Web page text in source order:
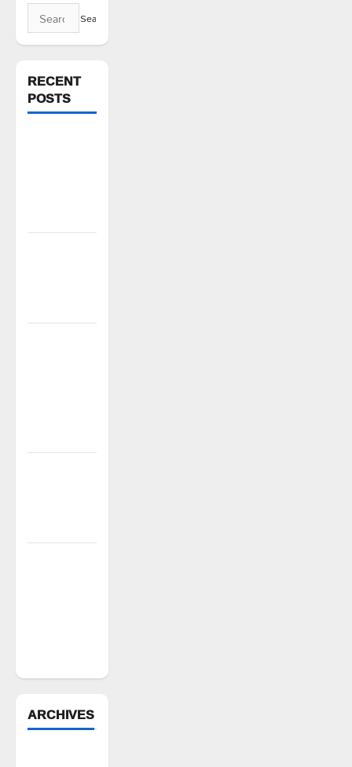
Search
for:
RECENT
POSTS
ARCHIVES